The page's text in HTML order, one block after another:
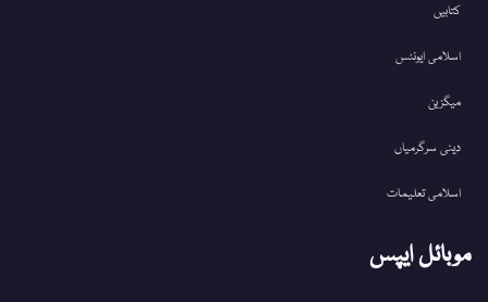
کتابیں
اسلامی ایونٹس
میگزین
دینی سرگرمیاں
اسلامی تعلیمات
موبائل ایپس